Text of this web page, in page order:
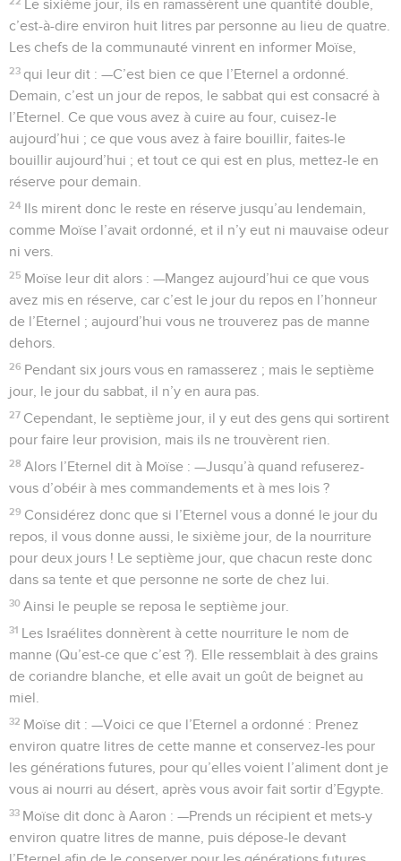
Le sixième jour, ils en ramassèrent une quantité double,
c’est-à-dire environ huit litres par personne au lieu de quatre.
Les chefs de la communauté vinrent en informer Moïse,
23 qui leur dit : —C’est bien ce que l’Eternel a ordonné.
Demain, c’est un jour de repos, le sabbat qui est consacré à
l’Eternel. Ce que vous avez à cuire au four, cuisez-le
aujourd’hui ; ce que vous avez à faire bouillir, faites-le
bouillir aujourd’hui ; et tout ce qui est en plus, mettez-le en
réserve pour demain.
24 Ils mirent donc le reste en réserve jusqu’au lendemain,
comme Moïse l’avait ordonné, et il n’y eut ni mauvaise odeur
ni vers.
25 Moïse leur dit alors : —Mangez aujourd’hui ce que vous
avez mis en réserve, car c’est le jour du repos en l’honneur
de l’Eternel ; aujourd’hui vous ne trouverez pas de manne
dehors.
26 Pendant six jours vous en ramasserez ; mais le septième
jour, le jour du sabbat, il n’y en aura pas.
27 Cependant, le septième jour, il y eut des gens qui sortirent
pour faire leur provision, mais ils ne trouvèrent rien.
28 Alors l’Eternel dit à Moïse : —Jusqu’à quand refuserez-
vous d’obéir à mes commandements et à mes lois ?
29 Considérez donc que si l’Eternel vous a donné le jour du
repos, il vous donne aussi, le sixième jour, de la nourriture
pour deux jours ! Le septième jour, que chacun reste donc
dans sa tente et que personne ne sorte de chez lui.
30 Ainsi le peuple se reposa le septième jour.
31 Les Israélites donnèrent à cette nourriture le nom de
manne (Qu’est-ce que c’est ?). Elle ressemblait à des grains
de coriandre blanche, et elle avait un goût de beignet au
miel.
32 Moïse dit : —Voici ce que l’Eternel a ordonné : Prenez
environ quatre litres de cette manne et conservez-les pour
les générations futures, pour qu’elles voient l’aliment dont je
vous ai nourri au désert, après vous avoir fait sortir d’Egypte.
33 Moïse dit donc à Aaron : —Prends un récipient et mets-y
environ quatre litres de manne, puis dépose-le devant